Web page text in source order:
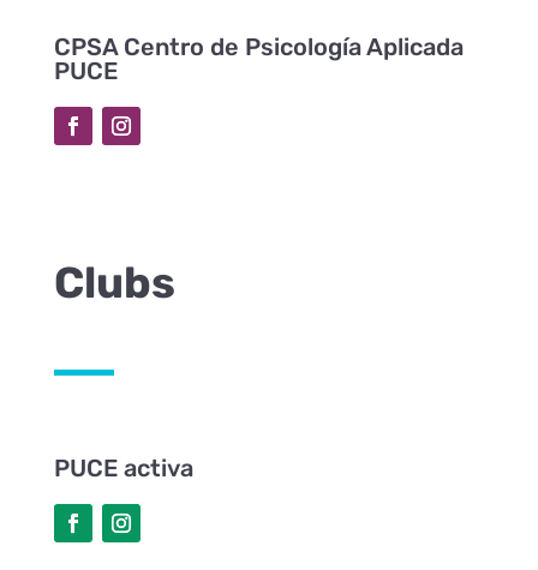
CPSA Centro de Psicología Aplicada
PUCE
Clubs
PUCE activa